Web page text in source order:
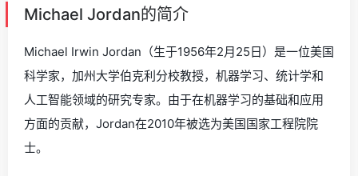
Michael Jordan的简介
Michael Irwin Jordan（生于1956年2月25日）是一位美国
科学家，加州大学伯克利分校教授，机器学习、统计学和
人工智能领域的研究专家。由于在机器学习的基础和应用
方面的贡献，Jordan在2010年被选为美国国家工程院院
士。